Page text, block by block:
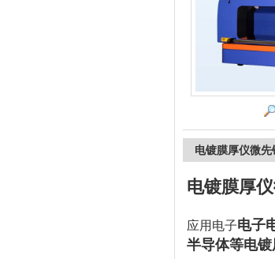
电镀膜厚仪微
电镀膜厚
应用电子电子
半导体等电镀